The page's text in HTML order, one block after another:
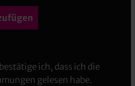
ich, dass ich die
gelesen habe.